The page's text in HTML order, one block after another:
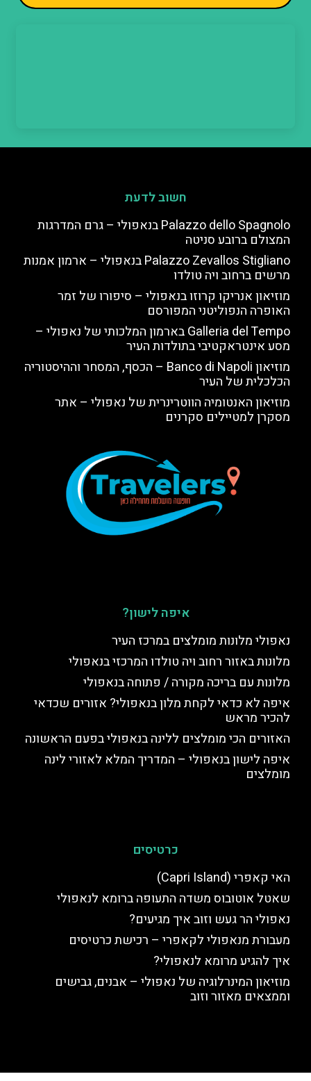
חשוב לדעת
Palazzo dello Spagnolo בנאפולי – גרם המדרגות
המצולם ברובע סניטה
Palazzo Zevallos Stigliano בנאפולי – ארמון אמנות
מרשים ברחוב ויה טולדו
מוזיאון אנריקו קרוזו בנאפולי – סיפורו של זמר
האופרה הנפוליטני המפורסם
Galleria del Tempo בארמון המלכותי של נאפולי –
מסע אינטראקטיבי בתולדות העיר
מוזיאון Banco di Napoli – הכסף, המסחר וההיסטוריה
הכלכלית של העיר
מוזיאון האנטומיה הווטרינרית של נאפולי – אתר
מסקרן למטיילים סקרנים
איפה לישון?
נאפולי מלונות מומלצים במרכז העיר
מלונות באזור רחוב ויה טולדו המרכזי בנאפולי
מלונות עם בריכה מקורה / פתוחה בנאפולי
איפה לא כדאי לקחת מלון בנאפולי? אזורים שכדאי
להכיר מראש
האזורים הכי מומלצים ללינה בנאפולי בפעם הראשונה
איפה לישון בנאפולי – המדריך המלא לאזורי לינה
מומלצים
כרטיסים
האי קאפרי (Capri Island)
שאטל אוטובוס משדה התעופה ברומא לנאפולי
נאפולי הר געש וזוב איך מגיעים?
מעבורת מנאפולי לקאפרי – רכישת כרטיסים
איך להגיע מרומא לנאפולי?
מוזיאון המינרלוגיה של נאפולי – אבנים, גבישים
וממצאים מאזור וזוב